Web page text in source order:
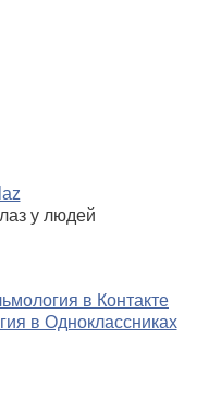
у людей